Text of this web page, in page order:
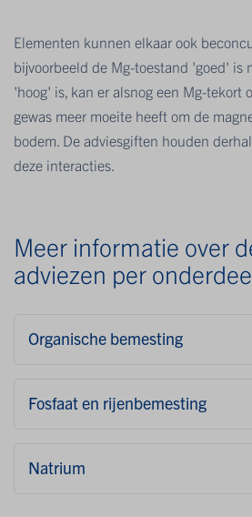
Elementen kunnen elkaar ook
bijvoorbeeld de Mg-toestand 'goed' is
'hoog' is, kan er alsnog een Mg-tekort
gewas meer moeite heeft om de
bodem. De adviesgiften houden
deze interacties.
Meer informatie over
adviezen per
Organische bemesting
Fosfaat en rijenbemesting
Natrium